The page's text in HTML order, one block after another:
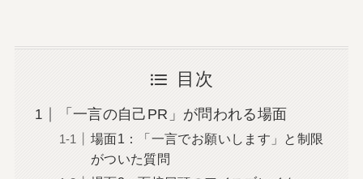
目次
「一言の自己PR」が問われる場面
場面1：「一言でお願いします」と制限
がついた質問